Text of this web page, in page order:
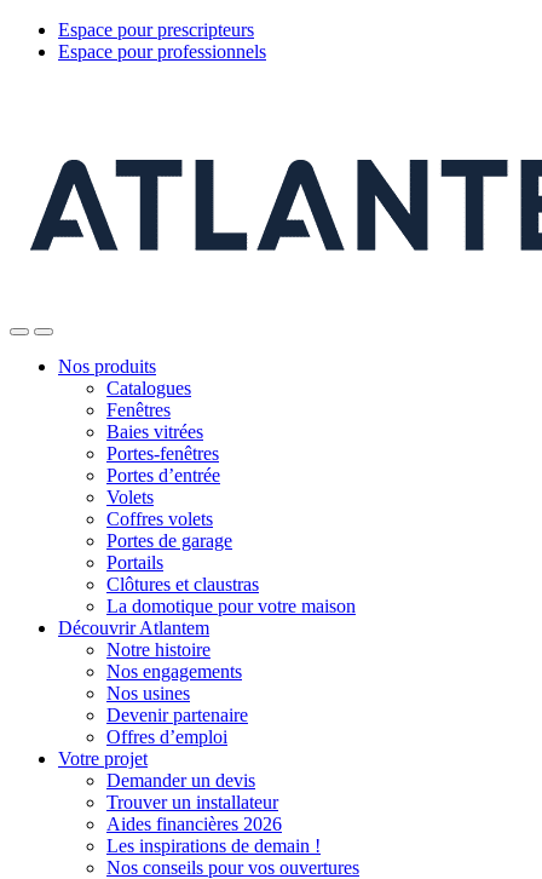
Espace pour prescripteurs
Espace pour professionnels
Nos produits
Catalogues
Fenêtres
Baies vitrées
Portes-fenêtres
Portes d’entrée
Volets
Coffres volets
Portes de garage
Portails
Clôtures et claustras
La domotique pour votre maison
Découvrir Atlantem
Notre histoire
Nos engagements
Nos usines
Devenir partenaire
Offres d’emploi
Votre projet
Demander un devis
Trouver un installateur
Aides financières 2026
Les inspirations de demain !
Nos conseils pour vos ouvertures